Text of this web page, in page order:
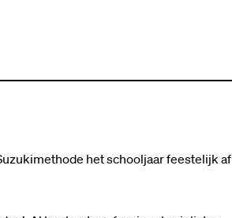
het schooljaar feestelijk af